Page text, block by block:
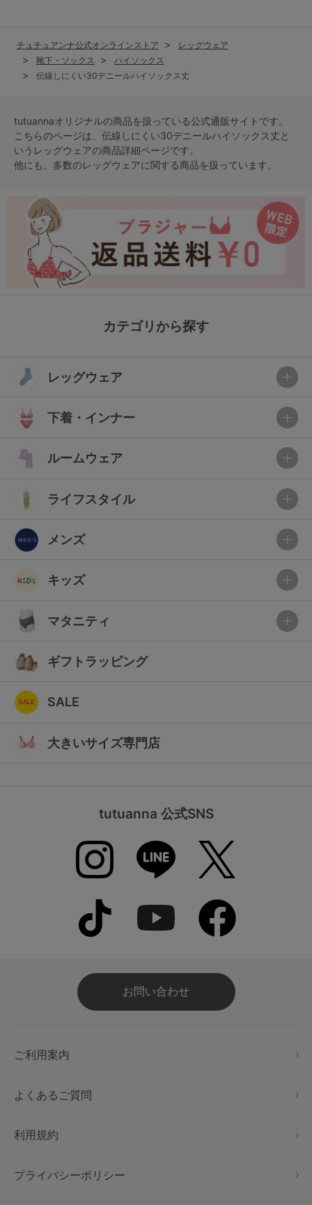
チュチュアンナ公式オンラインストア
レッグウェア
靴下・ソックス
ハイソックス
伝線しにくい30デニールハイソックス丈
tutuannaオリジナルの商品を扱っている公式通販サイトです。
こちらのページは、伝線しにくい30デニールハイソックス丈と
いう レッグウェアの商品詳細ページです。
他にも、多数のレッグウェアに関する商品を扱っています。
カテゴリから探す
レッグウェア
下着・インナー
ルームウェア
ライフスタイル
メンズ
キッズ
マタニティ
ギフトラッピング
SALE
大きいサイズ専門店
tutuanna 公式SNS
お問い合わせ
ご利用案内
よくあるご質問
利用規約
プライバシーポリシー